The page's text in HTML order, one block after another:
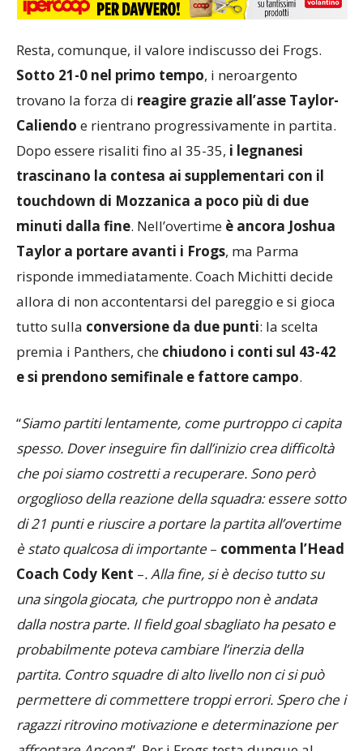
Resta, comunque, il valore indiscusso dei Frogs.
Sotto 21-0 nel primo tempo
, i neroargento
trovano la forza di
e rientrano progressivamente in partita.
Dopo essere risaliti fino al 35-35,
i legnanesi
trascinano la contesa ai supplementari con il
touchdown di Mozzanica a poco più di due
minuti dalla fine
. Nell’overtime
allora di non accontentarsi del pareggio e si gioca
conversione da due punti
: la scelta
premia i Panthers, che
chiudono i conti sul 43-42
di 21 punti e riuscire a portare la partita all’overtime
è stato qualcosa di importante